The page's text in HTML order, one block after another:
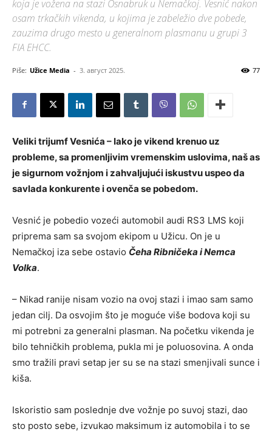
koja je vožena na stazi Osnabruk u Nemačkoj. Vesnić nakon
osam trkačkih vikenda, u kojima je zabeležio dve pobede,
zauzima drugo mesto u generalnom plasmanu u grupi 3
FIA EHCC.
Piše: Užice Media - 3. август 2025. 77
Veliki trijumf Vesnića – Iako je vikend krenuo uz
probleme, sa promenljivim vremenskim uslovima, naš as
je sigurnom vožnjom i zahvaljujući iskustvu uspeo da
savlada konkurente i ovenča se pobedom.
Vesnić je pobedio vozeći automobil audi RS3 LMS koji
priprema sam sa svojom ekipom u Užicu. On je u
Nemačkoj iza sebe ostavio Čeha Ribničeka i Nemca
Volka.
– Nikad ranije nisam vozio na ovoj stazi i imao sam samo
jedan cilj. Da osvojim što je moguće više bodova koji su
mi potrebni za generalni plasman. Na početku vikenda je
bilo tehničkih problema, pukla mi je poluosovina. A onda
smo tražili pravi setap jer su se na stazi smenjivali sunce i
kiša.
Iskoristio sam poslednje dve vožnje po suvoj stazi, dao
sto posto sebe, izvukao maksimum iz automobila i to se